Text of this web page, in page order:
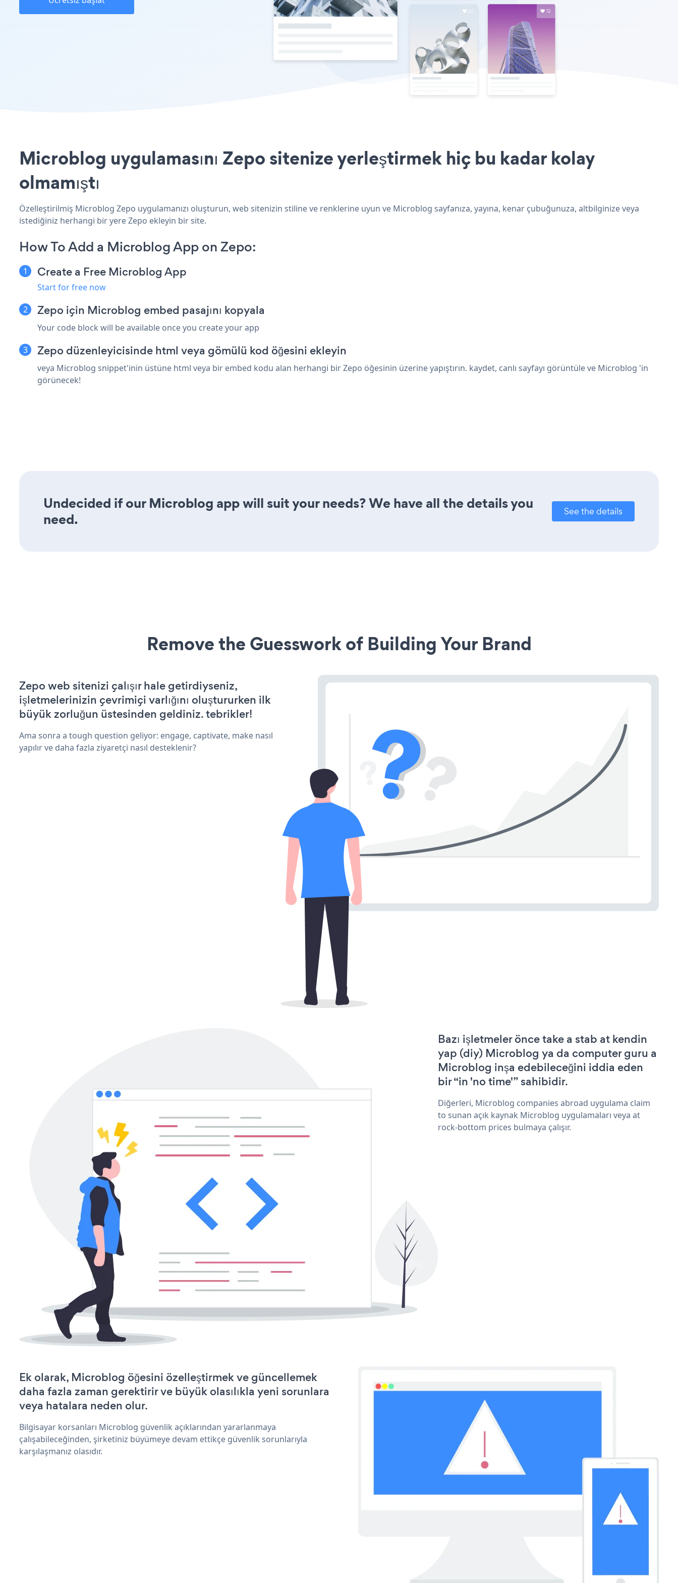
Microblog uygulamasını Zepo sitenize yerleştirmek hiç bu kadar kolay
olmamıştı
Özelleştirilmiş Microblog Zepo uygulamanızı oluşturun, web sitenizin stiline ve renklerine uyun ve Microblog sayfanıza, yayına, kenar çubuğunuza, altbilginize veya
istediğiniz herhangi bir yere Zepo ekleyin bir site.
How To Add a Microblog App on Zepo:
Create a Free Microblog App
Start for free now
Zepo için Microblog embed pasajını kopyala
Your code block will be available once you create your app
Zepo düzenleyicisinde html veya gömülü kod öğesini ekleyin
veya Microblog snippet'inin üstüne html veya bir embed kodu alan herhangi bir Zepo öğesinin üzerine yapıştırın. kaydet, canlı sayfayı görüntüle ve Microblog 'in
görünecek!
Undecided if our Microblog app will suit your needs? We have all the details you
need.
See the details
Remove the Guesswork of Building Your Brand
Zepo web sitenizi çalışır hale getirdiyseniz,
işletmelerinizin çevrimiçi varlığını oluştururken ilk
büyük zorluğun üstesinden geldiniz. tebrikler!
Ama sonra a tough question geliyor: engage, captivate, make nasıl
yapılır ve daha fazla ziyaretçi nasıl desteklenir?
Bazı işletmeler önce take a stab at kendin
yap (diy) Microblog ya da computer guru a
Microblog inşa edebileceğini iddia eden
bir “in 'no time'” sahibidir.
Diğerleri, Microblog companies abroad uygulama claim
to sunan açık kaynak Microblog uygulamaları veya at
rock-bottom prices bulmaya çalışır.
Ek olarak, Microblog öğesini özelleştirmek ve güncellemek
daha fazla zaman gerektirir ve büyük olasılıkla yeni sorunlara
veya hatalara neden olur.
Bilgisayar korsanları Microblog güvenlik açıklarından yararlanmaya
çalışabileceğinden, şirketiniz büyümeye devam ettikçe güvenlik sorunlarıyla
karşılaşmanız olasıdır.